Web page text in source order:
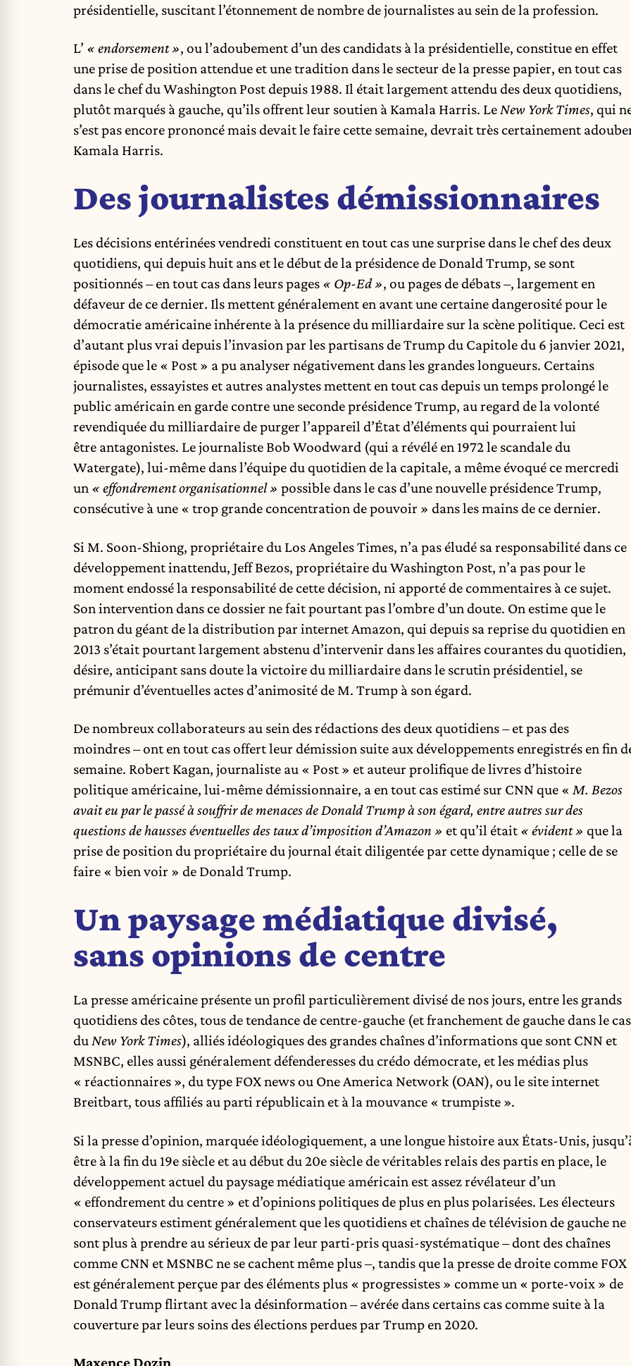
présidentielle, suscitant l’étonnement de nombre de journalistes au sein de la profession.
L’ « endorsement », ou l’adoubement d’un des candidats à la présidentielle, constitue en effet
une prise de position attendue et une tradition dans le secteur de la presse papier, en tout cas
dans le chef du Washington Post depuis 1988. Il était largement attendu des deux quotidiens,
plutôt marqués à gauche, qu’ils offrent leur soutien à Kamala Harris. LeNew York Times, qui
s’est pas encore prononcé mais devait le faire cette semaine, devrait très certainement
Kamala Harris.
Des journalistes démissionnaires
Les décisions entérinées vendredi constituent en tout cas une surprise dans le chef des deux
quotidiens, qui depuis huit ans et le début de la présidence de Donald Trump, se sont
positionnés – en tout cas dans leurs pages « Op-Ed », ou pages de débats –, largement en
défaveur de ce dernier. Ils mettent généralement en avant une certaine dangerosité pour le
démocratie américaine inhérente à la présence du milliardaire sur la scène politique. Ceci est
d’autant plus vrai depuis l’invasion par les partisans de Trump du Capitole du 6 janvier 2021,
épisode que le « Post » a pu analyser négativement dans les grandes longueurs. Certains
journalistes, essayistes et autres analystes mettent en tout cas depuis un temps prolongé le
public américain en garde contre une seconde présidence Trump, au regard de la volonté
revendiquée du milliardaire de purger l’appareil d’État d’éléments qui pourraient lui
être antagonistes. Le journaliste Bob Woodward (qui a révélé en 1972 le scandale du
Watergate), lui-même dans l’équipe du quotidien de la capitale, a même évoqué ce mercredi
un « effondrement organisationnel » possible dans le cas d’une nouvelle présidence Trump,
consécutive à une « trop grande concentration de pouvoir » dans les mains de ce dernier.
Si M. Soon-Shiong, propriétaire du Los Angeles Times, n’a pas éludé sa responsabilité dans ce
développement inattendu, Jeff Bezos, propriétaire du Washington Post, n’a pas pour le
moment endossé la responsabilité de cette décision, ni apporté de commentaires à ce sujet.
Son intervention dans ce dossier ne fait pourtant pas l’ombre d’un doute. On estime que le
patron du géant de la distribution par internet Amazon, qui depuis sa reprise du quotidien en
2013 s’était pourtant largement abstenu d’intervenir dans les affaires courantes du quotidien,
désire, anticipant sans doute la victoire du milliardaire dans le scrutin présidentiel, se
prémunir d’éventuelles actes d’animosité de M. Trump à son égard.
De nombreux collaborateurs au sein des rédactions des deux quotidiens – et pas des
moindres – ont en tout cas offert leur démission suite aux développements enregistrés en fin
semaine. Robert Kagan, journaliste au « Post » et auteur prolifique de livres d’histoire
politique américaine, lui-même démissionnaire, a en tout cas estimé sur CNN que « M. Bezos
avait eu par le passé à souffrir de menaces de Donald Trump à son égard, entre autres sur des
questions de hausses éventuelles des taux d’imposition d’Amazon » et qu’il était « évident » que la
prise de position du propriétaire du journal était diligentée par cette dynamique ; celle de se
faire « bien voir » de Donald Trump.
Un paysage médiatique divisé,
sans opinions de centre
La presse américaine présente un profil particulièrement divisé de nos jours, entre les grands
quotidiens des côtes, tous de tendance de centre-gauche (et franchement de gauche dans le cas
duNew York Times), alliés idéologiques des grandes chaînes d’informations que sont CNN et
MSNBC, elles aussi généralement défenderesses du crédo démocrate, et les médias plus
« réactionnaires », du type FOX news ou One America Network (OAN), ou le site internet
Breitbart, tous affiliés au parti républicain et à la mouvance « trumpiste ».
Si la presse d’opinion, marquée idéologiquement, a une longue histoire aux États-Unis,
être à la fin du 19e siècle et au début du 20e siècle de véritables relais des partis en place, le
développement actuel du paysage médiatique américain est assez révélateur d’un
« effondrement du centre » et d’opinions politiques de plus en plus polarisées. Les électeurs
conservateurs estiment généralement que les quotidiens et chaînes de télévision de gauche ne
sont plus à prendre au sérieux de par leur parti-pris quasi-systématique – dont des chaînes
comme CNN et MSNBC ne se cachent même plus –, tandis que la presse de droite comme FOX
est généralement perçue par des éléments plus « progressistes » comme un « porte-voix » de
Donald Trump flirtant avec la désinformation – avérée dans certains cas comme suite à la
couverture par leurs soins des élections perdues par Trump en 2020.